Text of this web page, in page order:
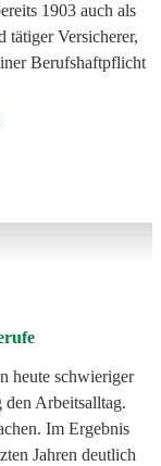
1903 auch als
tätiger Versicherer,
Berufshaftpflicht
heute schwieriger
den Arbeitsalltag.
Im Ergebnis
Jahren deutlich